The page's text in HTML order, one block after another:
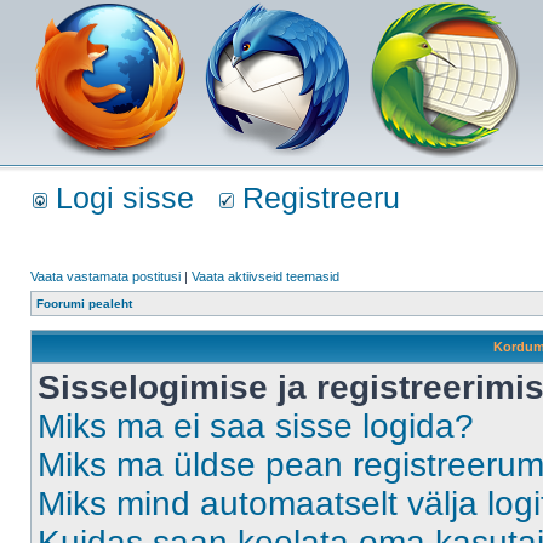
Logi sisse Registreeru
Vaata vastamata postitusi | Vaata aktiivseid teemasid
Foorumi pealeht
Sisselogimise ja
Miks ma ei saa sisse logida?
Miks ma üldse pean
Miks mind automaatselt välja